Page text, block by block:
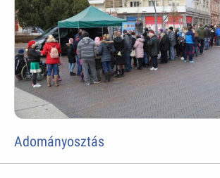
Adományosztás